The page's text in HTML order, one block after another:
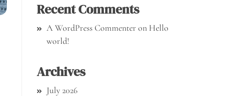
Recent Comments
A WordPress Commenter on Hello
world!
Archives
July 2026